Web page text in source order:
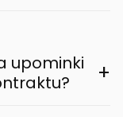
upominki
+